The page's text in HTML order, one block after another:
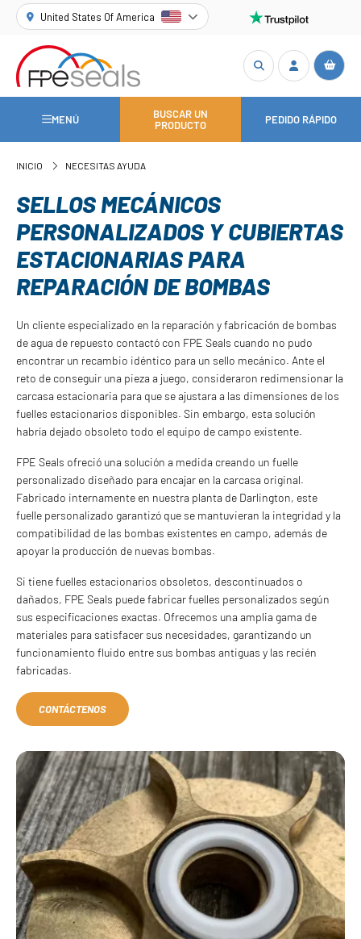
United States Of America
MENÚ
BUSCAR UN
PRODUCTO
PEDIDO RÁPIDO
INICIO NECESITAS AYUDA
SELLOS MECÁNICOS
PERSONALIZADOS Y CUBIERTAS
ESTACIONARIAS PARA
REPARACIÓN DE BOMBAS
Un cliente especializado en la reparación y fabricación de bombas
de agua de repuesto contactó con FPE Seals cuando no pudo
encontrar un recambio idéntico para un sello mecánico. Ante el
reto de conseguir una pieza a juego, consideraron redimensionar la
carcasa estacionaria para que se ajustara a las dimensiones de los
fuelles estacionarios disponibles. Sin embargo, esta solución
habría dejado obsoleto todo el equipo de campo existente.
FPE Seals ofreció una solución a medida creando un fuelle
personalizado diseñado para encajar en la carcasa original.
Fabricado internamente en nuestra planta de Darlington, este
fuelle personalizado garantizó que se mantuvieran la integridad y la
compatibilidad de las bombas existentes en campo, además de
apoyar la producción de nuevas bombas.
Si tiene fuelles estacionarios obsoletos, descontinuados o
dañados, FPE Seals puede fabricar fuelles personalizados según
sus especificaciones exactas. Ofrecemos una amplia gama de
materiales para satisfacer sus necesidades, garantizando un
funcionamiento fluido entre sus bombas antiguas y las recién
fabricadas.
CONTÁCTENOS